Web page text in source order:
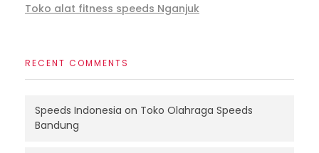
Toko alat fitness speeds Nganjuk
RECENT COMMENTS
Speeds Indonesia on Toko Olahraga Speeds
Bandung